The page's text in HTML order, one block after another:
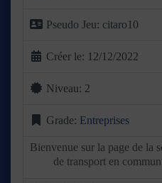
Pseudo Jeu: citaro10
Créer le: 12/12/2022
Niveau: 2
Grade: Entreprises
Bienvenue sur la page de la
de transport en